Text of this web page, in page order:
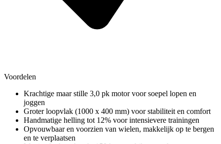
Voordelen
Krachtige maar stille 3,0 pk motor voor soepel lopen en
joggen
Groter loopvlak (1000 x 400 mm) voor stabiliteit en comfort
Handmatige helling tot 12% voor intensievere trainingen
Opvouwbaar en voorzien van wielen, makkelijk op te bergen
en te verplaatsen